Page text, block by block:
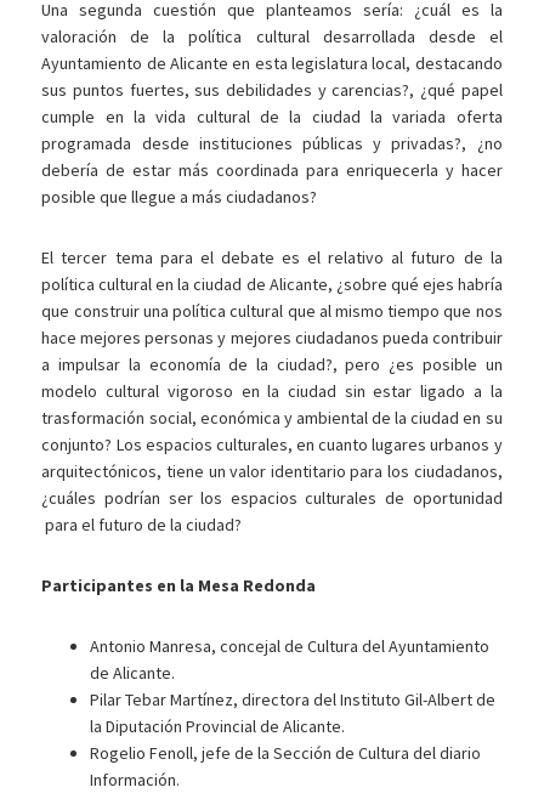
Una segunda cuestión que planteamos sería: ¿cuál es la
valoración de la política cultural desarrollada desde el
Ayuntamiento de Alicante en esta legislatura local, destacando
sus puntos fuertes, sus debilidades y carencias?, ¿qué papel
cumple en la vida cultural de la ciudad la variada oferta
programada desde instituciones públicas y privadas?, ¿no
debería de estar más coordinada para enriquecerla y hacer
posible que llegue a más ciudadanos?
El tercer tema para el debate es el relativo al futuro de la
política cultural en la ciudad de Alicante, ¿sobre qué ejes habría
que construir una política cultural que al mismo tiempo que nos
hace mejores personas y mejores ciudadanos pueda contribuir
a impulsar la economía de la ciudad?, pero ¿es posible un
modelo cultural vigoroso en la ciudad sin estar ligado a la
trasformación social, económica y ambiental de la ciudad en su
conjunto? Los espacios culturales, en cuanto lugares urbanos y
arquitectónicos, tiene un valor identitario para los ciudadanos,
¿cuáles podrían ser los espacios culturales de oportunidad
para el futuro de la ciudad?
Participantes en la Mesa Redonda
Antonio Manresa, concejal de Cultura del Ayuntamiento
de Alicante.
Pilar Tebar Martínez, directora del Instituto Gil-Albert de
la Diputación Provincial de Alicante.
Rogelio Fenoll, jefe de la Sección de Cultura del diario
Información.